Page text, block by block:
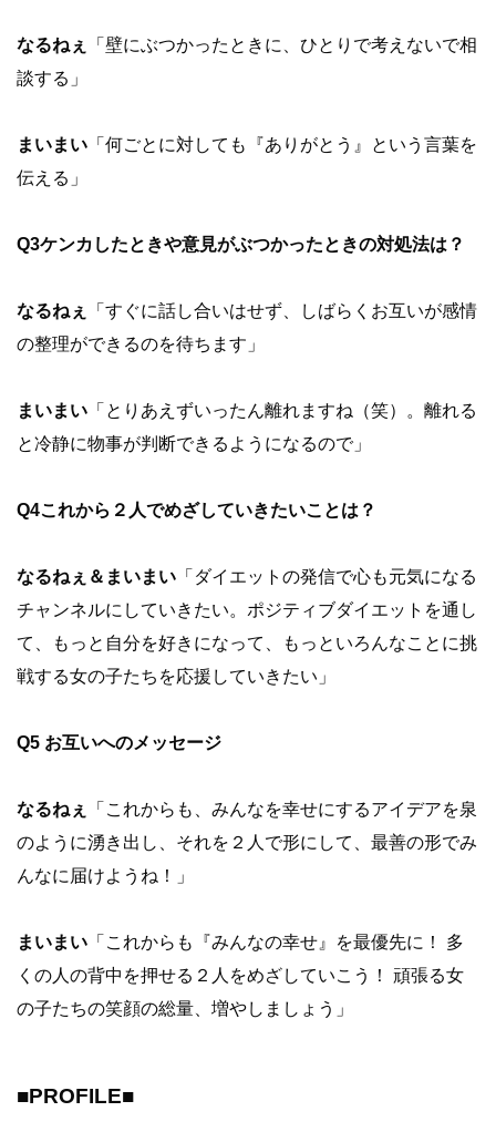
なるねぇ
「壁にぶつかったときに、ひとりで考えないで相
談する」
まいまい 「何ごとに対しても『ありがとう』という言葉を
伝える」
Q3ケンカしたときや意見がぶつかったときの対処法は？
なるねぇ
「すぐに話し合いはせず、しばらくお互いが感情
の整理ができるのを待ちます」
まいまい 「とりあえずいったん離れますね（笑）。離れる
と冷静に物事が判断できるようになるので」
Q4これから２人でめざしていきたいことは？
なるねぇ＆まいまい 「ダイエットの発信で心も元気になる
チャンネルにしていきたい。ポジティブダイエットを通し
て、もっと自分を好きになって、もっといろんなことに挑
戦する女の子たちを応援していきたい」
Q5 お互いへのメッセージ
なるねぇ
「これからも、みんなを幸せにするアイデアを泉
のように湧き出し、それを２人で形にして、最善の形でみ
んなに届けようね！」
まいまい 「これからも『みんなの幸せ』を最優先に！ 多
くの人の背中を押せる２人をめざしていこう！ 頑張る女
の子たちの笑顔の総量、増やしましょう」
■PROFILE■